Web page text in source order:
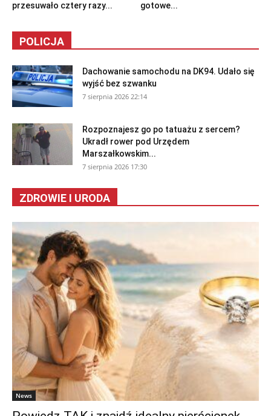
przesuwało cztery razy...
gotowe...
POLICJA
Dachowanie samochodu na DK94. Udało się
wyjść bez szwanku
7 sierpnia 2026 22:14
Rozpoznajesz go po tatuażu z sercem?
Ukradł rower pod Urzędem
Marszałkowskim...
7 sierpnia 2026 17:30
ZDROWIE I URODA
News